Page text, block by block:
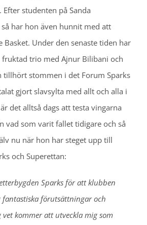
studenten på Sanda
har hon även hunnit med att
Basket. Under den senaste tiden har
trio med Ajnur Bilibani och
tillhört stommen i det Forum Sparks
gjort slavsylta med allt och alla i
det alltså dags att testa vingarna
vad som varit fallet tidigare och så
nu när hon har steget upp till
och Superettan:
Sparks för att klubben
förutsättningar och
kommer att utveckla mig som